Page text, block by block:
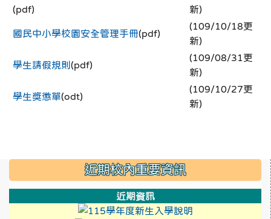
(pdf)
新)
國民中小學校園安全管理手冊(pdf)
(109/10/18更
新)
學生請假規則 (pdf)
(109/08/31更
新)
學生獎懲單(odt)
(109/10/27更
新)
::: 近期校內重要資訊
近期資訊
link to https://